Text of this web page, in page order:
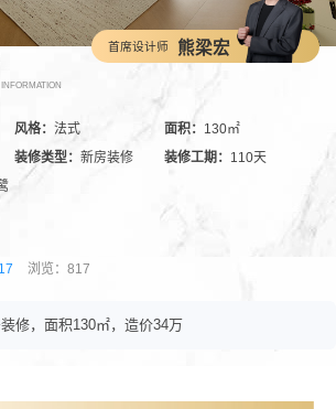
首席设计师 熊梁宏
风格：法式 面积： 130㎡
装修类型：新房装修 装修工期： 110天
浏览：817
修，面积130㎡，造价34万